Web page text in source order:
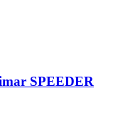
SPEEDER